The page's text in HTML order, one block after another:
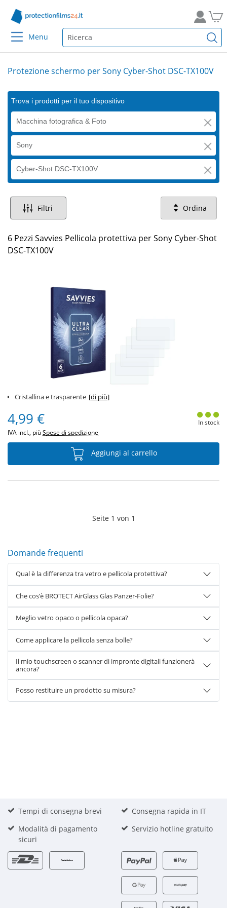
Menu
Protezione schermo per Sony Cyber-Shot DSC-TX100V
Trova i prodotti per il tuo dispositivo
Macchina fotografica & Foto
Sony
Cyber-Shot DSC-TX100V
Filtri Ordina
6 Pezzi Savvies Pellicola protettiva per Sony Cyber-Shot
DSC-TX100V
Cristallina e trasparente [di più]
4,99 €
IVA incl., piùSpese di spedizione
In stock
Aggiungi al carrello
Seite 1 von 1
Domande frequenti
Qual è la differenza tra vetro e pellicola protettiva?
Che cos’è BROTECT AirGlass Glas Panzer-Folie?
Meglio vetro opaco o pellicola opaca?
Come applicare la pellicola senza bolle?
Il mio touchscreen o scanner di impronte digitali funzionerà
ancora?
Posso restituire un prodotto su misura?
Tempi di consegna brevi
Consegna rapida in IT
Modalità di pagamento
sicuri
Servizio hotline gratuito